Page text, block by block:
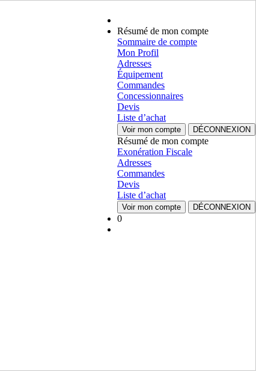
Résumé de mon compte
Sommaire de compte
Mon Profil
Adresses
Équipement
Commandes
Concessionnaires
Devis
Liste d’achat
Voir mon compte DÉCONNEXION
Résumé de mon compte
Exonération Fiscale
Adresses
Commandes
Devis
Liste d’achat
Voir mon compte DÉCONNEXION
0